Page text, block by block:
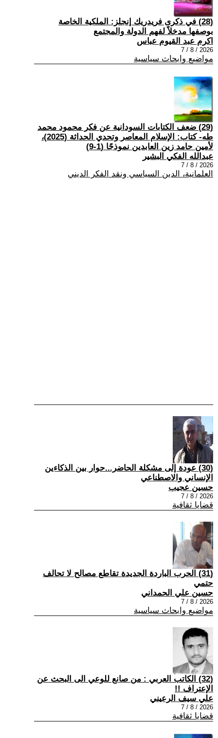
(28) في ذكرى فريدريك إنجلز: الملكية الخاصة
بوصفها مدخلاً لفهم الدولة والمجتمع
اكرم عبد القيوم عباس
2026 / 8 / 7
مواضيع وابحاث سياسية
(29) ضعف الكتابات السودانية عن فكر محمود محمد
طه- كتاب: الإسلام المعاصر وتحدي الحداثة (2025)،
لأمين حامد زين العابدين نموذجًا (1-9)
عبدالله الفكي البشير
2026 / 8 / 7
العلمانية، الدين السياسي ونقد الفكر الديني
(30) عودة إلى مشكلة الحاضر...حوار بين الذكاءين
الإنساني والاصطناعي
حسين عجيب
2026 / 8 / 7
قضايا ثقافية
(31) الحرب الباردة الجديدة تقاطع مصالح لا تحالف
حتمي
حسين علي الحمداني
2026 / 8 / 7
مواضيع وابحاث سياسية
(32) الكاتب العربي : من صانع للوعي الى البحث عن
الإعتراف !!
علي سيف الرعيني
2026 / 8 / 7
قضايا ثقافية